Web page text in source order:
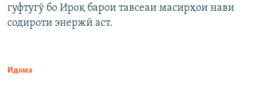
гуфтугӯ бо Ироқ барои тавсеаи масирҳои нави
содироти энержӣ аст.
Идома